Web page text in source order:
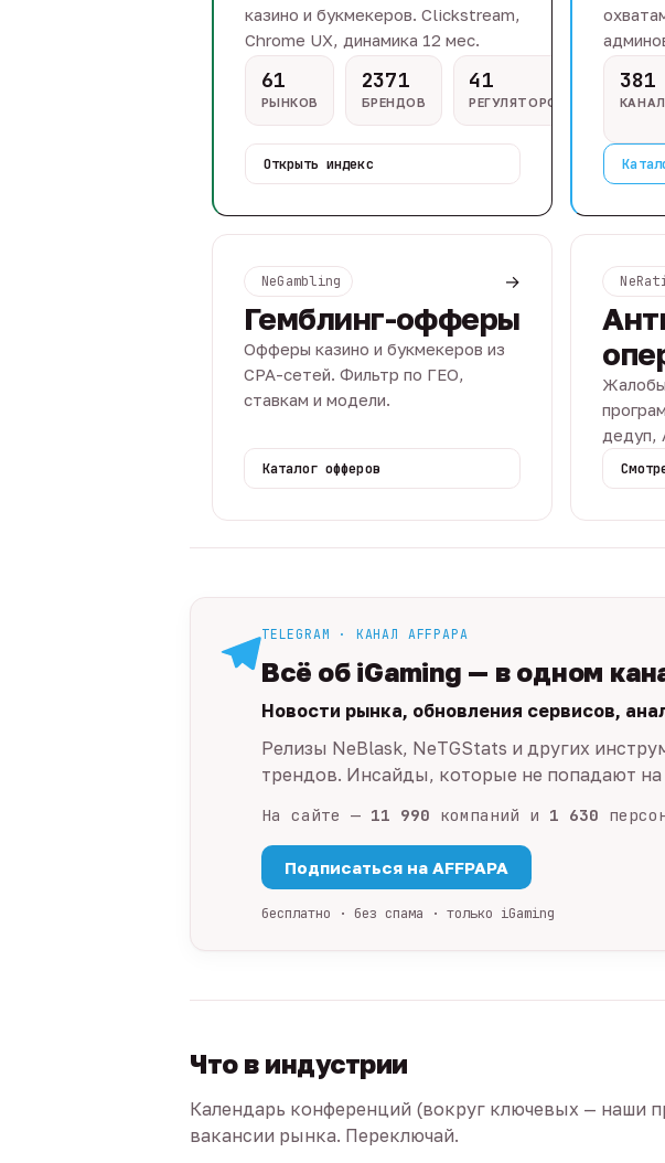
казино и букмекеров. Clickstream,
Chrome UX, динамика 12 мес.
61
РЫНКОВ
2371
БРЕНДОВ
41
РЕГУЛЯТОРОВ
Открыть индекс
381
NeGambling →
Гемблинг-офферы
Офферы казино и букмекеров из
CPA-сетей. Фильтр по ГЕО,
ставкам и модели.
Каталог офферов
дедуп,
TELEGRAM · КАНАЛ AFFPAPA
Всё об iGaming — в одном
Новости рынка, обновления сервисов,
Релизы NeBlask, NeTGStats и других
трендов. Инсайды, которые не попадают
На сайте — 11 990 компаний и 1 630
Подписаться на AFFPAPA
бесплатно · без спама · только iGaming
Что в индустрии
Календарь конференций (вокруг ключевых — наши
вакансии рынка. Переключай.